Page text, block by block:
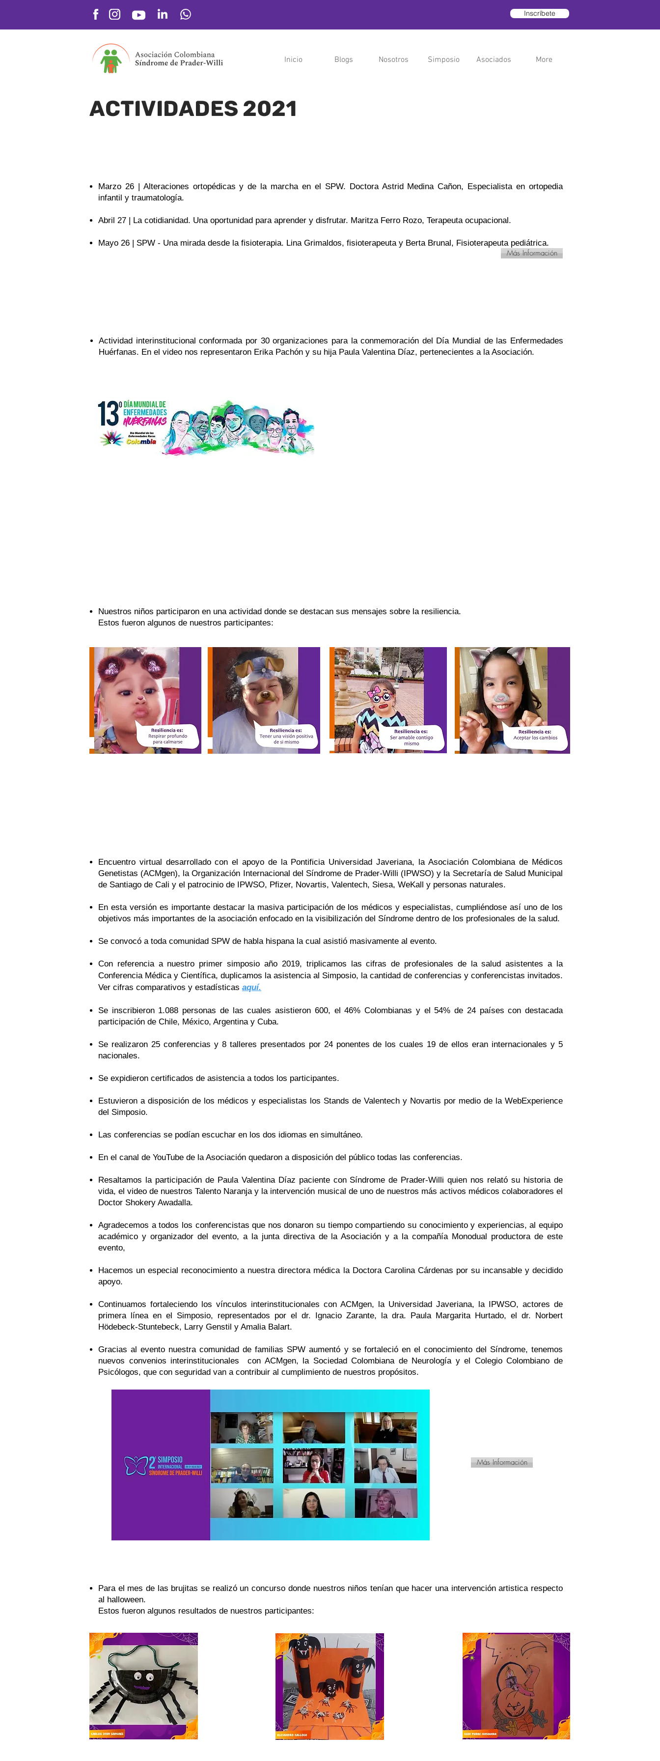
Inscríbete
Inicio Blogs Nosotros Simposio Asociados More
ACTIVIDADES 2021
Marzo 26 | Alteraciones ortopédicas y de la marcha en el SPW. Doctora Astrid Medina Cañon, Especialista en ortopedia
infantil y traumatología.
Abril 27 | La cotidianidad. Una oportunidad para aprender y disfrutar. Maritza Ferro Rozo, Terapeuta ocupacional.
Mayo 26 | SPW - Una mirada desde la fisioterapia. Lina Grimaldos, fisioterapeuta y Berta Brunal, Fisioterapeuta pediátrica.
Más Información
Actividad interinstitucional conformada por 30 organizaciones para la conmemoración del Día Mundial de las Enfermedades
Huérfanas. En el video nos representaron Erika Pachón y su hija Paula Valentina Díaz, pertenecientes a la Asociación.
Nuestros niños participaron en una actividad donde se destacan sus mensajes sobre la resiliencia.
Estos fueron algunos de nuestros participantes:
Encuentro virtual desarrollado con el apoyo de la Pontificia Universidad Javeriana, la Asociación Colombiana de Médicos
Genetistas (ACMgen), la Organización Internacional del Síndrome de Prader-Willi (IPWSO) y la Secretaría de Salud Municipal
de Santiago de Cali y el patrocinio de IPWSO, Pfizer, Novartis, Valentech, Siesa, WeKall y personas naturales.
En esta versión es importante destacar la masiva participación de los médicos y especialistas, cumpliéndose así uno de los
objetivos más importantes de la asociación enfocado en la visibilización del Síndrome dentro de los profesionales de la salud.
Se convocó a toda comunidad SPW de habla hispana la cual asistió masivamente al evento.
Con referencia a nuestro primer simposio año 2019, triplicamos las cifras de profesionales de la salud asistentes a la
Conferencia Médica y Científica, duplicamos la asistencia al Simposio, la cantidad de conferencias y conferencistas invitados.
Ver cifras comparativos y estadísticas aquí.
Se inscribieron 1.088 personas de las cuales asistieron 600, el 46% Colombianas y el 54% de 24 países con destacada
participación de Chile, México, Argentina y Cuba.
Se realizaron 25 conferencias y 8 talleres presentados por 24 ponentes de los cuales 19 de ellos eran internacionales y 5
nacionales.
Se expidieron certificados de asistencia a todos los participantes.
Estuvieron a disposición de los médicos y especialistas los Stands de Valentech y Novartis por medio de la WebExperience
del Simposio.
Las conferencias se podían escuchar en los dos idiomas en simultáneo.
En el canal de YouTube de la Asociación quedaron a disposición del público todas las conferencias.
Resaltamos la participación de Paula Valentina Díaz paciente con Síndrome de Prader-Willi quien nos relató su historia de
vida, el video de nuestros Talento Naranja y la intervención musical de uno de nuestros más activos médicos colaboradores el
Doctor Shokery Awadalla.
Agradecemos a todos los conferencistas que nos donaron su tiempo compartiendo su conocimiento y experiencias, al equipo
académico y organizador del evento, a la junta directiva de la Asociación y a la compañía Monodual productora de este
evento,
Hacemos un especial reconocimiento a nuestra directora médica la Doctora Carolina Cárdenas por su incansable y decidido
apoyo.
Continuamos fortaleciendo los vínculos interinstitucionales con ACMgen, la Universidad Javeriana, la IPWSO, actores de
primera línea en el Simposio, representados por el dr. Ignacio Zarante, la dra. Paula Margarita Hurtado, el dr. Norbert
Hödebeck-Stuntebeck, Larry Genstil y Amalia Balart.
Gracias al evento nuestra comunidad de familias SPW aumentó y se fortaleció en el conocimiento del Síndrome, tenemos
nuevos convenios interinstitucionales con ACMgen, la Sociedad Colombiana de Neurología y el Colegio Colombiano de
Psicólogos, que con seguridad van a contribuir al cumplimiento de nuestros propósitos.
Más Información
Para el mes de las brujitas se realizó un concurso donde nuestros niños tenían que hacer una intervención artistica respecto
al halloween.
Estos fueron algunos resultados de nuestros participantes: